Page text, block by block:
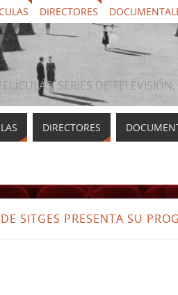
DIRECTORES
SERIES DE
DIRECTORES
SITGES PRESENTA SU